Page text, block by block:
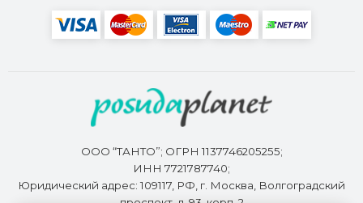
ООО “ТАНТО”; ОГРН 1137746205255;
ИНН 7721787740;
Юридический адрес: 109117, РФ, г. Москва, Волгоградский